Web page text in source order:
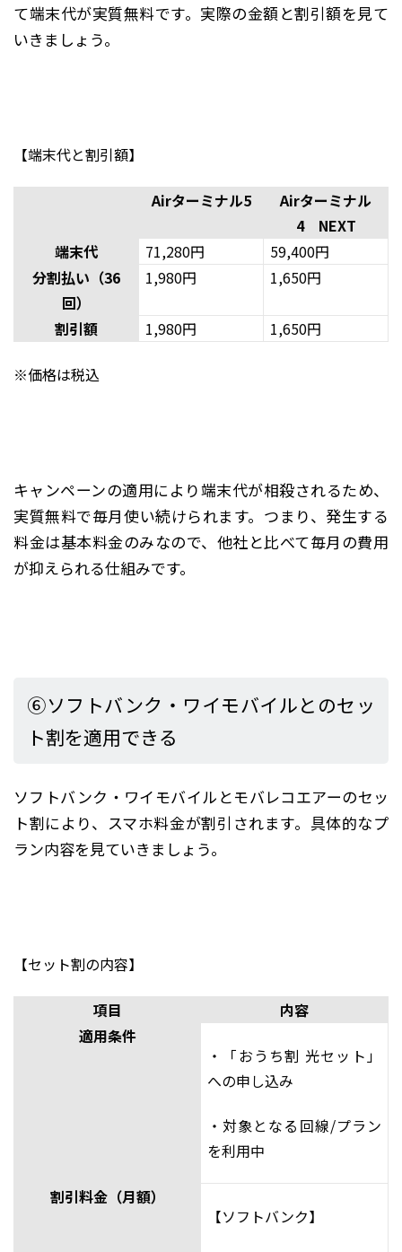
て端末代が実質無料です。実際の金額と割引額を見て
いきましょう。
【端末代と割引額】
Airターミナル5
Airターミナル
4 NEXT
端末代
71,280円
59,400円
分割払い（36
回）
1,980円 1,650円
割引額 1,980円 1,650円
※価格は税込
キャンペーンの適用により端末代が相殺されるため、
実質無料で毎月使い続けられます。つまり、発生する
料金は基本料金のみなので、他社と比べて毎月の費用
が抑えられる仕組みです。
⑥ソフトバンク・ワイモバイルとのセッ
ト割を適用できる
ソフトバンク・ワイモバイルとモバレコエアーのセッ
ト割により、スマホ料金が割引されます。具体的なプ
ラン内容を見ていきましょう。
【セット割の内容】
項目
内容
適用条件
・「おうち割 光セット」
への申し込み
・対象となる回線/プラン
を利用中
割引料金（月額）
【ソフトバンク】